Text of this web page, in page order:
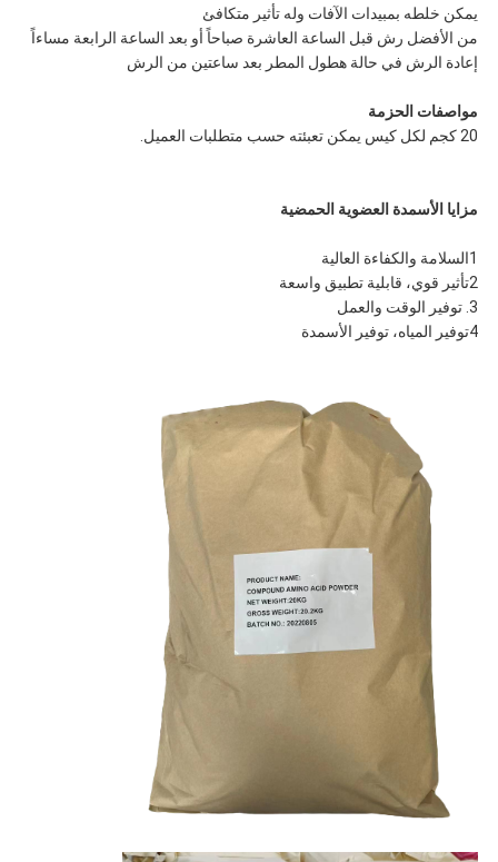
يمكن خلطه بمبيدات الآفات وله تأثير متكافئ
من الأفضل رش قبل الساعة العاشرة صباحاً أو بعد الساعة الرابعة مساءاً
إعادة الرش في حالة هطول المطر بعد ساعتين من الرش
مواصفات الحزمة
20 كجم لكل كيس يمكن تعبئته حسب متطلبات العميل.
مزايا الأسمدة العضوية الحمضية
1السلامة والكفاءة العالية
2تأثير قوي، قابلية تطبيق واسعة
3. توفير الوقت والعمل
4توفير المياه، توفير الأسمدة